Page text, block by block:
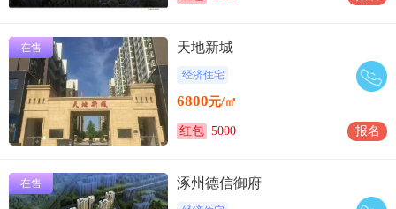
在售 天地新城
经济住宅
6800元/㎡
红包 5000 报名
在售 涿州德信御府